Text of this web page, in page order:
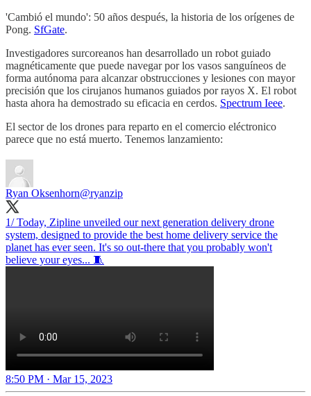
'Cambió el mundo': 50 años después, la historia de los orígenes de
Pong. SfGate.
Investigadores surcoreanos han desarrollado un robot guiado
magnéticamente que puede navegar por los vasos sanguíneos de
forma autónoma para alcanzar obstrucciones y lesiones con mayor
precisión que los cirujanos humanos guiados por rayos X. El robot
hasta ahora ha demostrado su eficacia en cerdos. Spectrum Ieee.
El sector de los drones para reparto en el comercio eléctronico
parece que no está muerto. Tenemos lanzamiento:
Ryan Oksenhorn@ryanzip
1/ Today, Zipline unveiled our next generation delivery drone
system, designed to provide the best home delivery service the
planet has ever seen. It's so out-there that you probably won't
believe your eyes... 🧵
8:50 PM · Mar 15, 2023